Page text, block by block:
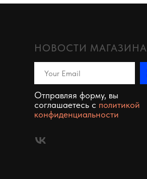
НОВОСТИ МАГАЗИНА
Отправляя форму, вы
соглашаетесь c политикой
конфиденциальности